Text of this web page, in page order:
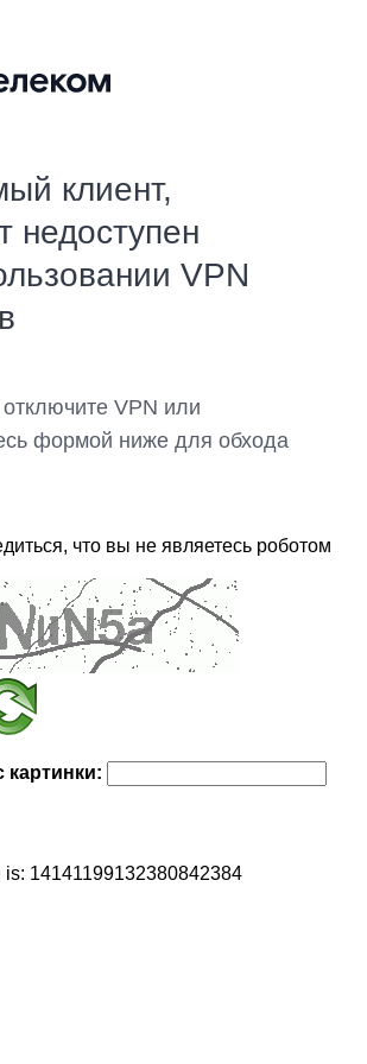
клиент,
недоступен
VPN
VPN или
формой ниже для обхода
что вы не являетесь роботом
картинки:
is: 14141199132380842384